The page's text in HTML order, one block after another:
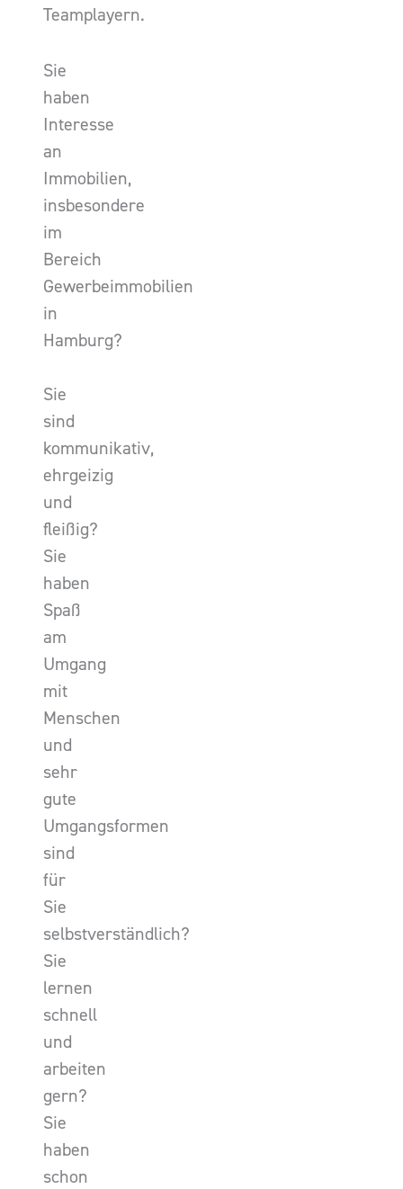
Teamplayern.
Sie
haben
Interesse
an
Immobilien,
insbesondere
im
Bereich
Gewerbeimmobilien
in
Hamburg?
Sie
sind
kommunikativ,
ehrgeizig
und
fleißig?
Sie
haben
Spaß
am
Umgang
mit
Menschen
und
sehr
gute
Umgangsformen
sind
für
Sie
selbstverständlich?
Sie
lernen
schnell
und
arbeiten
gern?
Sie
haben
schon